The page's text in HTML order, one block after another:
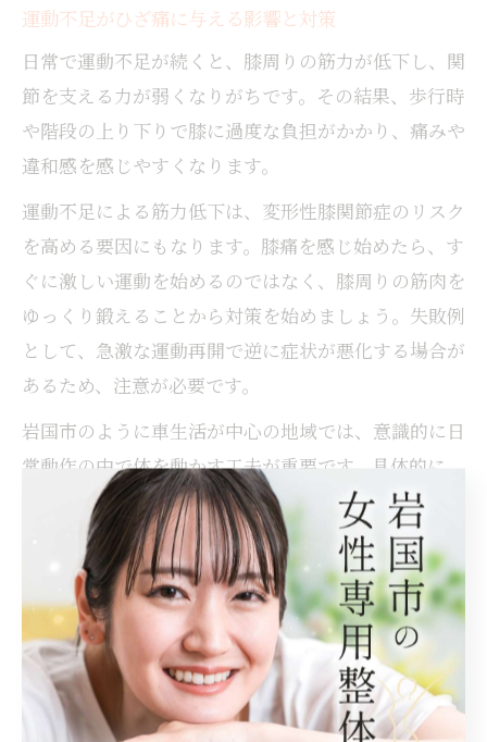
運動不足がひざ痛に与える影響と対策
日常で運動不足が続くと、膝周りの筋力が低下し、関
節を支える力が弱くなりがちです。その結果、歩行時
や階段の上り下りで膝に過度な負担がかかり、痛みや
違和感を感じやすくなります。
運動不足による筋力低下は、変形性膝関節症のリスク
を高める要因にもなります。膝痛を感じ始めたら、す
ぐに激しい運動を始めるのではなく、膝周りの筋肉を
ゆっくり鍛えることから対策を始めましょう。失敗例
として、急激な運動再開で逆に症状が悪化する場合が
あるため、注意が必要です。
岩国市のように車生活が中心の地域では、意識的に日
常動作の中で体を動かす工夫が重要です。具体的に
は、エレベーターより階段を選ぶ、家事の合間に足踏
みをするなど、小さな積み重ねが膝痛予防につながり
ます。
日常でできる膝痛予防の小さな習慣
膝痛を予防するには、日常生活の中に無理なく続けら
れる小さな習慣を取り入れることが大切です。例え